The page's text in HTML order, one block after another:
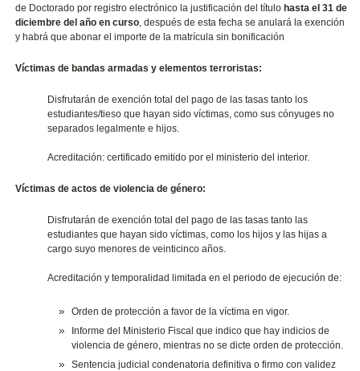
de Doctorado por registro electrónico la justificación del títulohasta el 31 de
diciembre del año en curso , después de esta fecha se anulará la exención
y habrá que abonar el importe de la matrícula sin bonificación
Víctimas de bandas armadas y elementos terroristas:
Disfrutarán de exención total del pago de las tasas tanto los
estudiantes/tieso que hayan sido víctimas, como sus cónyuges no
separados legalmente e hijos.
Acreditación: certificado emitido por el ministerio del interior.
Víctimas de actos de violencia de género:
Disfrutarán de exención total del pago de las tasas tanto las
estudiantes que hayan sido víctimas, como los hijos y las hijas a
cargo suyo menores de veinticinco años.
Acreditación y temporalidad limitada en el periodo de ejecución de:
Orden de protección a favor de la víctima en vigor.
Informe del Ministerio Fiscal que indico que hay indicios de
violencia de género, mientras no se dicte orden de protección.
Sentencia judicial condenatoria definitiva o firmo con validez